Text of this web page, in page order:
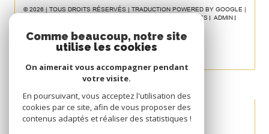
© 2026 | TOUS DROITS RÉSERVÉS | TRADUCTION POWERED BY GOOGLE |
MENTIONS LÉGALES
ADMIN
Comme beaucoup, notre site
utilise les cookies
On aimerait vous accompagner pendant
votre visite.
En poursuivant, vous acceptez l'utilisation des
cookies par ce site, afin de vous proposer des
contenus adaptés et réaliser des statistiques !